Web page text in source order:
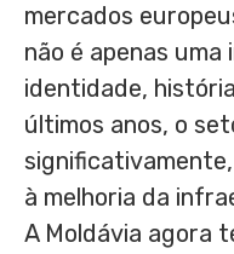
mercados
não é apenas
identidade,
últimos anos, o
à melhoria da
A Moldávia agora